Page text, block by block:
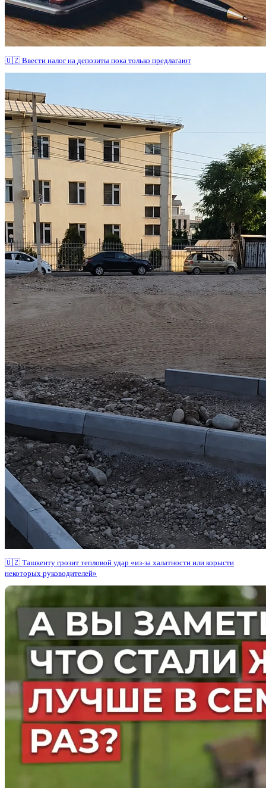
🇺🇿 Ввести налог на депозиты пока только предлагают
🇺🇿 Ташкенту грозит тепловой удар «из-за халатности или корысти
некоторых руководителей»